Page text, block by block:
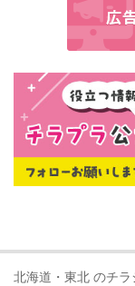
北海道・東北 のチラ